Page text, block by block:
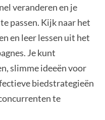
veranderen en je
passen. Kijk naar het
en leer lessen uit het
Je kunt
slimme ideeën voor
biedstrategieën
te